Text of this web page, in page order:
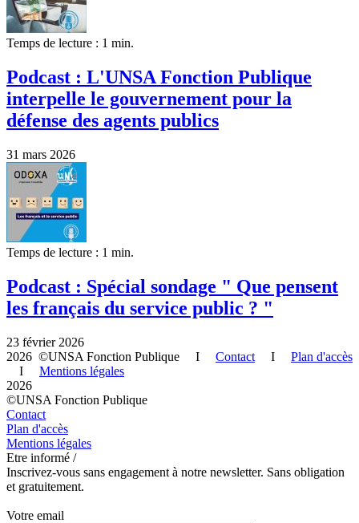
Temps de lecture : 1 min.
Podcast : L'UNSA Fonction Publique
interpelle le gouvernement pour la
défense des agents publics
31 mars 2026
Temps de lecture : 1 min.
Podcast : Spécial sondage " Que pensent
les français du service public ? "
23 février 2026
2026 ©UNSA Fonction Publique I Contact I Plan d'accès
I Mentions légales
2026
©UNSA Fonction Publique
Contact
Plan d'accès
Mentions légales
Etre informé /
Inscrivez-vous sans engagement à notre newsletter. Sans obligation
et gratuitement.
Votre email